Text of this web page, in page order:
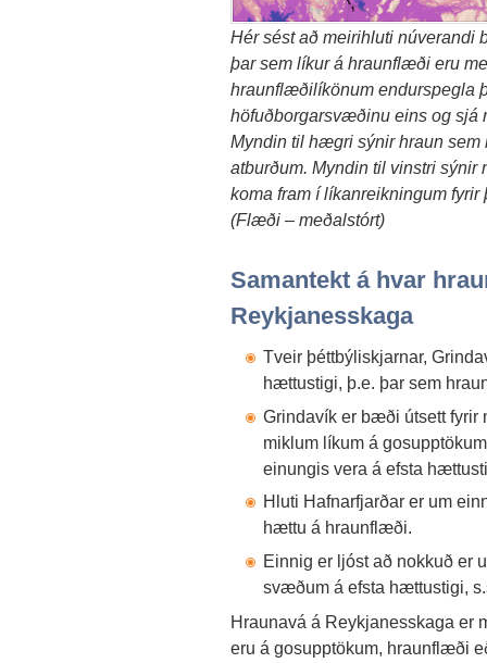
Hér sést að meirihluti
þar sem líkur á hraunflæði eru
hraunflæðilíkönum endurspegla
höfuðborgarsvæðinu eins og sjá
Myndin til hægri sýnir hraun
atburðum. Myndin til vinstri
koma fram í líkanreikningum
(Flæði – meðalstórt)
Samantekt á hvar
Reykjanesskaga
Tveir þéttbýliskjarnar,
hættustigi, þ.e. þar sem
Grindavík er bæði útsett
miklum líkum á
einungis vera á efsta
Hluti Hafnarfjarðar er um
hættu á hraunflæði.
Einnig er ljóst að nokkuð er
svæðum á efsta hættustigi,
Hraunavá á Reykjanesskaga er
eru á gosupptökum, hraunflæði